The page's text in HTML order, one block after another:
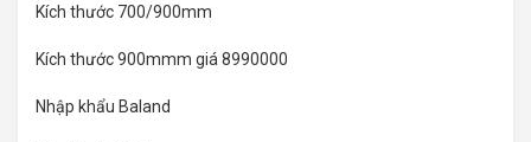
Kích thước 700/900mm
Kích thước 900mmm giá 8990000
Nhập khẩu Baland